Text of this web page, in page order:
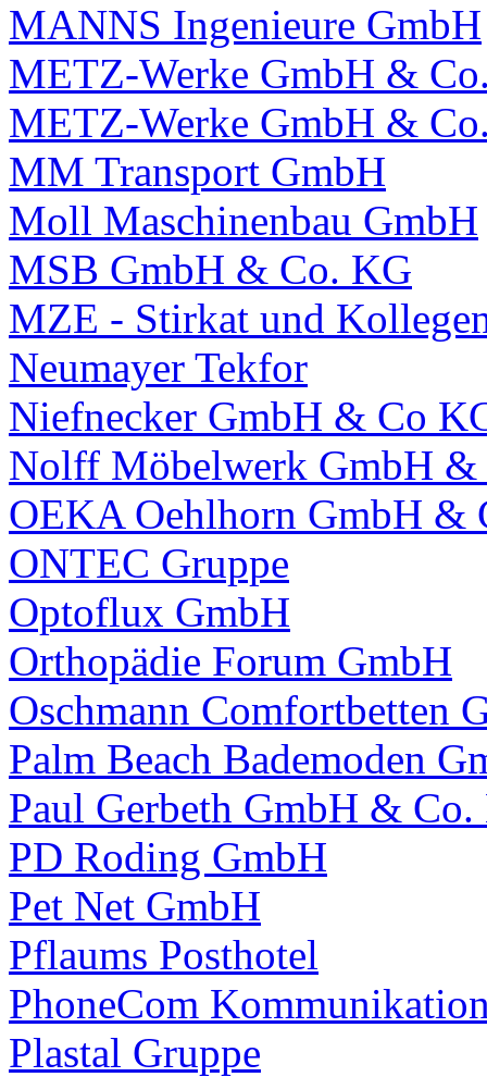
MANNS Ingenieure GmbH
METZ-Werke GmbH &
METZ-Werke GmbH &
MM Transport GmbH
Moll Maschinenbau GmbH
MSB GmbH & Co. KG
MZE - Stirkat und
Neumayer Tekfor
Niefnecker GmbH & Co
Nolff Möbelwerk GmbH &
OEKA Oehlhorn GmbH &
ONTEC Gruppe
Optoflux GmbH
Orthopädie Forum GmbH
Oschmann Comfortbetten
Palm Beach Bademoden
Paul Gerbeth GmbH &
PD Roding GmbH
Pet Net GmbH
Pflaums Posthotel
PhoneCom
Plastal Gruppe